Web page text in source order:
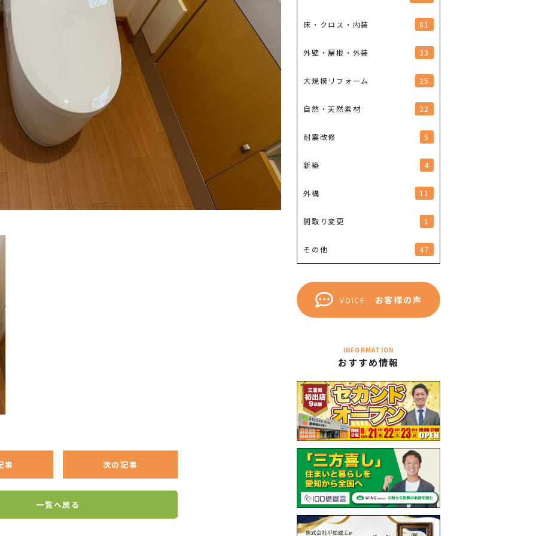
事 次の記事
一覧へ戻る
床・クロス・内装 81
外壁・屋根・外装 33
大規模リフォーム 25
自然・天然素材 22
耐震改修 5
新築 4
外構 11
間取り変更 1
その他 47
VOICE お客様の声
INFORMATION
おすすめ情報